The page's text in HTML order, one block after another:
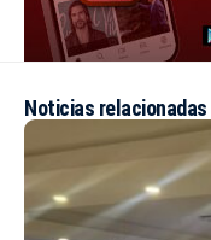
Noticias relacionadas